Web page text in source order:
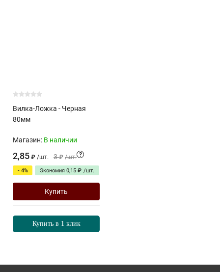
Вилка-Ложка - Черная
80мм
Магазин: В наличии
2,85 ₽ /шт. 3 ₽ /шт. ?
- 4% Экономия 0,15 ₽ /шт.
Купить
Купить в 1 клик